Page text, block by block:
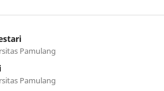
Pamulang
Pamulang